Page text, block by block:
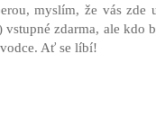
myslím, že vás zde
zdarma, ale kdo
Ať se líbí!